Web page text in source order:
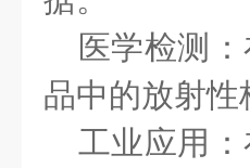
医学检测
品中的放射
工业应用